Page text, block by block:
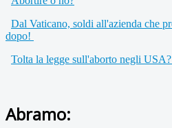
Dal Vaticano, soldi all'azienda che
dopo!
Tolta la legge sull'aborto negli
Abramo: